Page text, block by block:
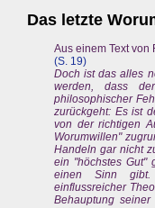
Das letzte
Aus einem Text von
(S. 19)
Doch ist das alles
werden, dass
philosophischer
zurückgeht: Es ist
von der richtigen
Worumwillen"
Handeln gar nicht
ein "höchstes Gut"
einen Sinn
einflussreicher
Behauptung